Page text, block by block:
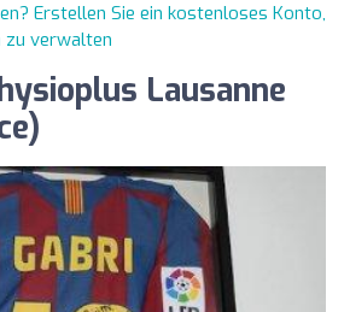
Erstellen Sie ein kostenloses Konto,
zu verwalten
Lausanne